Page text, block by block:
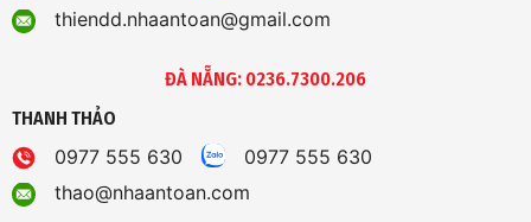
thiendd.nhaantoan@gmail.com
ĐÀ NẴNG: 0236.7300.206
THANH THẢO
0977 555 630
0977 555 630
thao@nhaantoan.com